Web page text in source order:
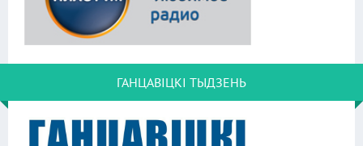
ГАНЦАВІЦКІ ТЫДЗЕНЬ